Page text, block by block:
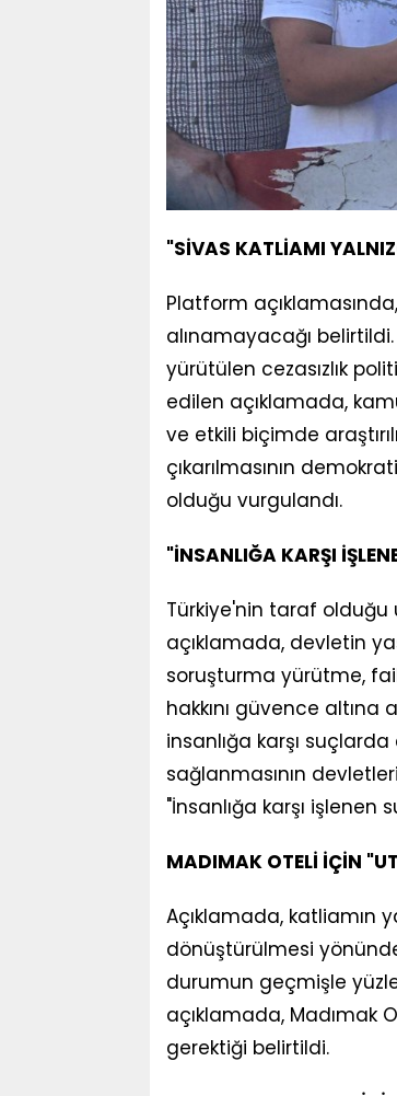
"SİVAS KATLİAMI
Platform
alınamayacağı
yürütülen cezasızlık
edilen açıklamada,
ve etkili biçimde
çıkarılmasının
olduğu vurgulandı.
"İNSANLIĞA KARŞI
Türkiye'nin taraf olduğu
açıklamada, devletin
soruşturma yürütme,
hakkını güvence
insanlığa karşı suçlarda
sağlanmasının
"İnsanlığa karşı
MADIMAK OTELİ İÇİN
Açıklamada, katliamın
dönüştürülmesi
durumun geçmişle
açıklamada, Madımak
gerektiği belirtildi.